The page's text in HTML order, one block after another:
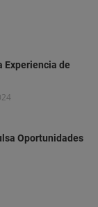
Experiencia de
Oportunidades